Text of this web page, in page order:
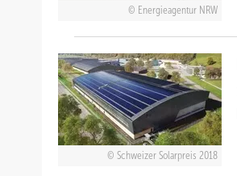
Energieagentur NRW
Schweizer Solarpreis 2018